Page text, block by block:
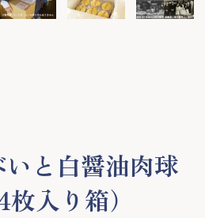
と白醤油肉球
入り箱）